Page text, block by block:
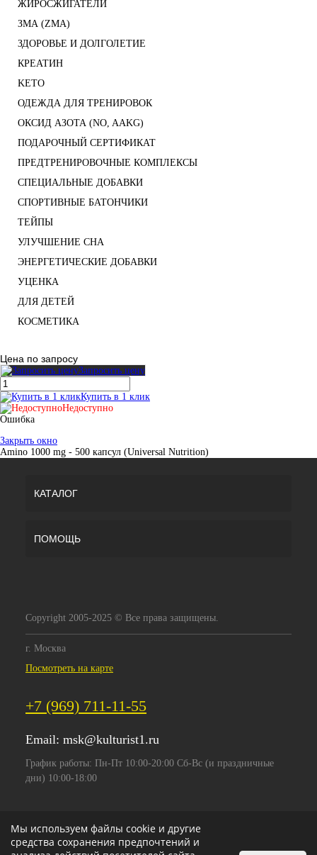
ЖИРОСЖИГАТЕЛИ
ЗМА (ZMA)
ЗДОРОВЬЕ И ДОЛГОЛЕТИЕ
КРЕАТИН
KETO
ОДЕЖДА ДЛЯ ТРЕНИРОВОК
ОКСИД АЗОТА (NO, AAKG)
ПОДАРОЧНЫЙ СЕРТИФИКАТ
ПРЕДТРЕНИРОВОЧНЫЕ КОМПЛЕКСЫ
СПЕЦИАЛЬНЫЕ ДОБАВКИ
СПОРТИВНЫЕ БАТОНЧИКИ
ТЕЙПЫ
УЛУЧШЕНИЕ СНА
ЭНЕРГЕТИЧЕСКИЕ ДОБАВКИ
УЦЕНКА
ДЛЯ ДЕТЕЙ
КОСМЕТИКА
Цена по запросу
Запросить цену
Купить в 1 клик
Недоступно
Ошибка
Закрыть окно
Amino 1000 mg - 500 капсул (Universal Nutrition)
КАТАЛОГ
ПОМОЩЬ
Copyright 2005-2025 © Все права защищены.
г. Москва
Посмотреть на карте
+7 (969) 711-11-55
Email: msk@kulturist1.ru
График работы: Пн-Пт 10:00-20:00 Сб-Вс (и праздничные
дни) 10:00-18:00
Мы используем файлы cookie и другие
средства сохранения предпочтений и